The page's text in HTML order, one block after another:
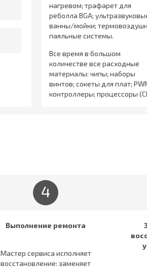
нагревом; трафарет для
реболла BGA;
ванны/мойки;
паяльные системы.
Все время в большом
количестве все расходные
материалы: чипы; наборы
винтов; сокеты для плат;
контроллеры; процессоры
4
Выполнение ремонта
Мастер сервиса исполняет
восстановление: заменяет